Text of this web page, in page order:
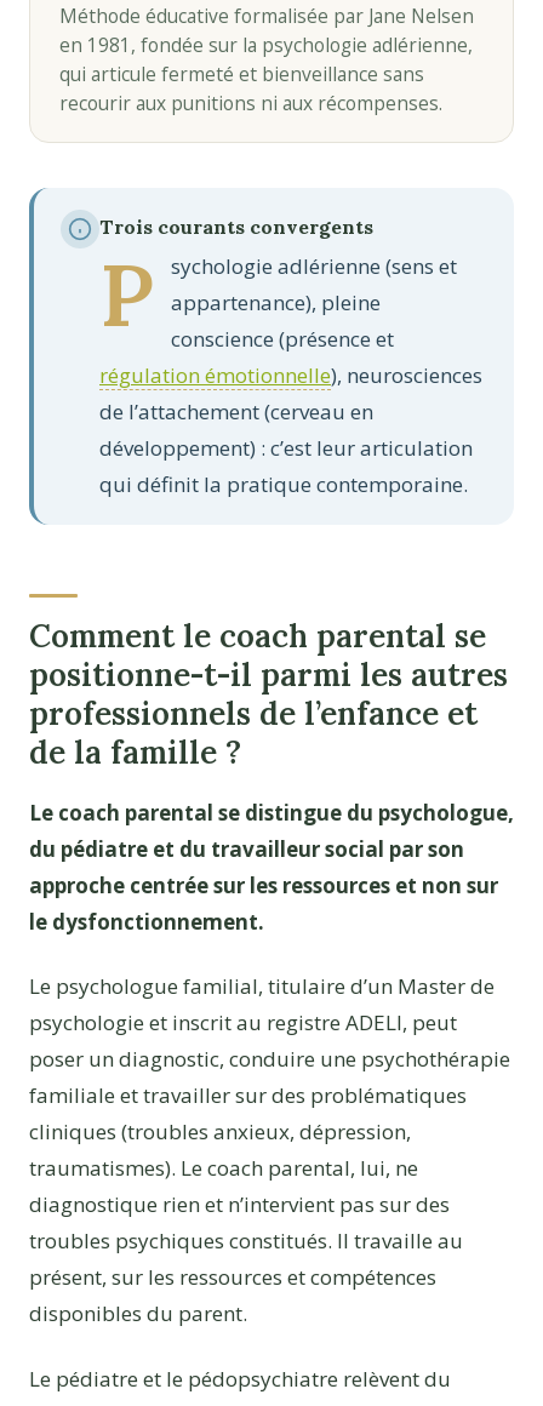
Méthode éducative formalisée par Jane Nelsen
en 1981, fondée sur la psychologie adlérienne,
qui articule fermeté et bienveillance sans
recourir aux punitions ni aux récompenses.
Trois courants convergents
P
sychologie adlérienne (sens et
appartenance), pleine
conscience (présence et
régulation émotionnelle), neurosciences
de l’attachement (cerveau en
développement) : c’est leur articulation
qui définit la pratique contemporaine.
Comment le coach parental se
positionne-t-il parmi les autres
professionnels de l’enfance et
de la famille ?
Le coach parental se distingue du psychologue,
du pédiatre et du travailleur social par son
approche centrée sur les ressources et non sur
le dysfonctionnement.
Le psychologue familial, titulaire d’un Master de
psychologie et inscrit au registre ADELI, peut
poser un diagnostic, conduire une psychothérapie
familiale et travailler sur des problématiques
cliniques (troubles anxieux, dépression,
traumatismes). Le coach parental, lui, ne
diagnostique rien et n’intervient pas sur des
troubles psychiques constitués. Il travaille au
présent, sur les ressources et compétences
disponibles du parent.
Le pédiatre et le pédopsychiatre relèvent du